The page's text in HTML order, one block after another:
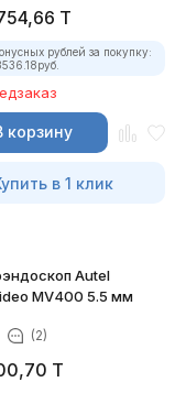
T
рублей за покупку:
руб.
корзину
в 1 клик
Autel
MV400 5.5 мм
(2)
T